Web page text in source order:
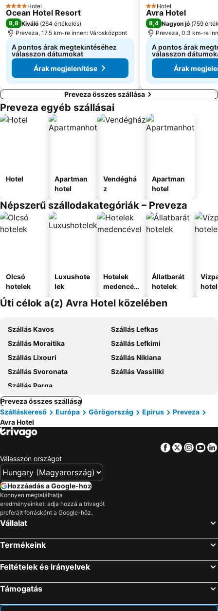
4 Kategória
Hotel
Ocean Hotel Resort
8,8 Kiváló (264 értékelés)
Preveza, 17.5 km-re innen: Városközpont
A pontos árak megtekintéséhez
válasszon dátumokat
Árak megjelenítése
2 Kategória
Hotel
Avra Hotel
8,4 Nagyon jó (759
Preveza, 0.3 km-re
A pontos árak
válasszon
Árak
Preveza összes szállása
Preveza egyéb szállásai
Hotel
Apartman
hotel
Vendéghá
z
Apartman
hotel
Népszerű szállodakategóriák – Preveza
Olcsó
hotelek
Luxushote
lek
Hotelek
medencév
Állatbarát
hotelek
Úti célok a(z) Avra Hotel közelében
Szállás Kavos
Szállás Lefkas
Szállás Moraitika
Szállás Lefkimi
Szállás Lixouri
Szállás Nikiana
Szállás Svoronata
Szállás Vassiliki
Szállás Parga
Preveza összes szállása
Szálláskereső
Európa Görögország Epirus
Preveza
Avra Hotel
Facebook
Twitter
Válasszon országot
Hozzáadás a Google-hoz
Könnyen megtalálhatja
eredményeinket: adja hozzá a trivagót
preferált forrásként a Google-höz.
Vállalat
Termékeink
Feltételek és irányelvek
Támogatás